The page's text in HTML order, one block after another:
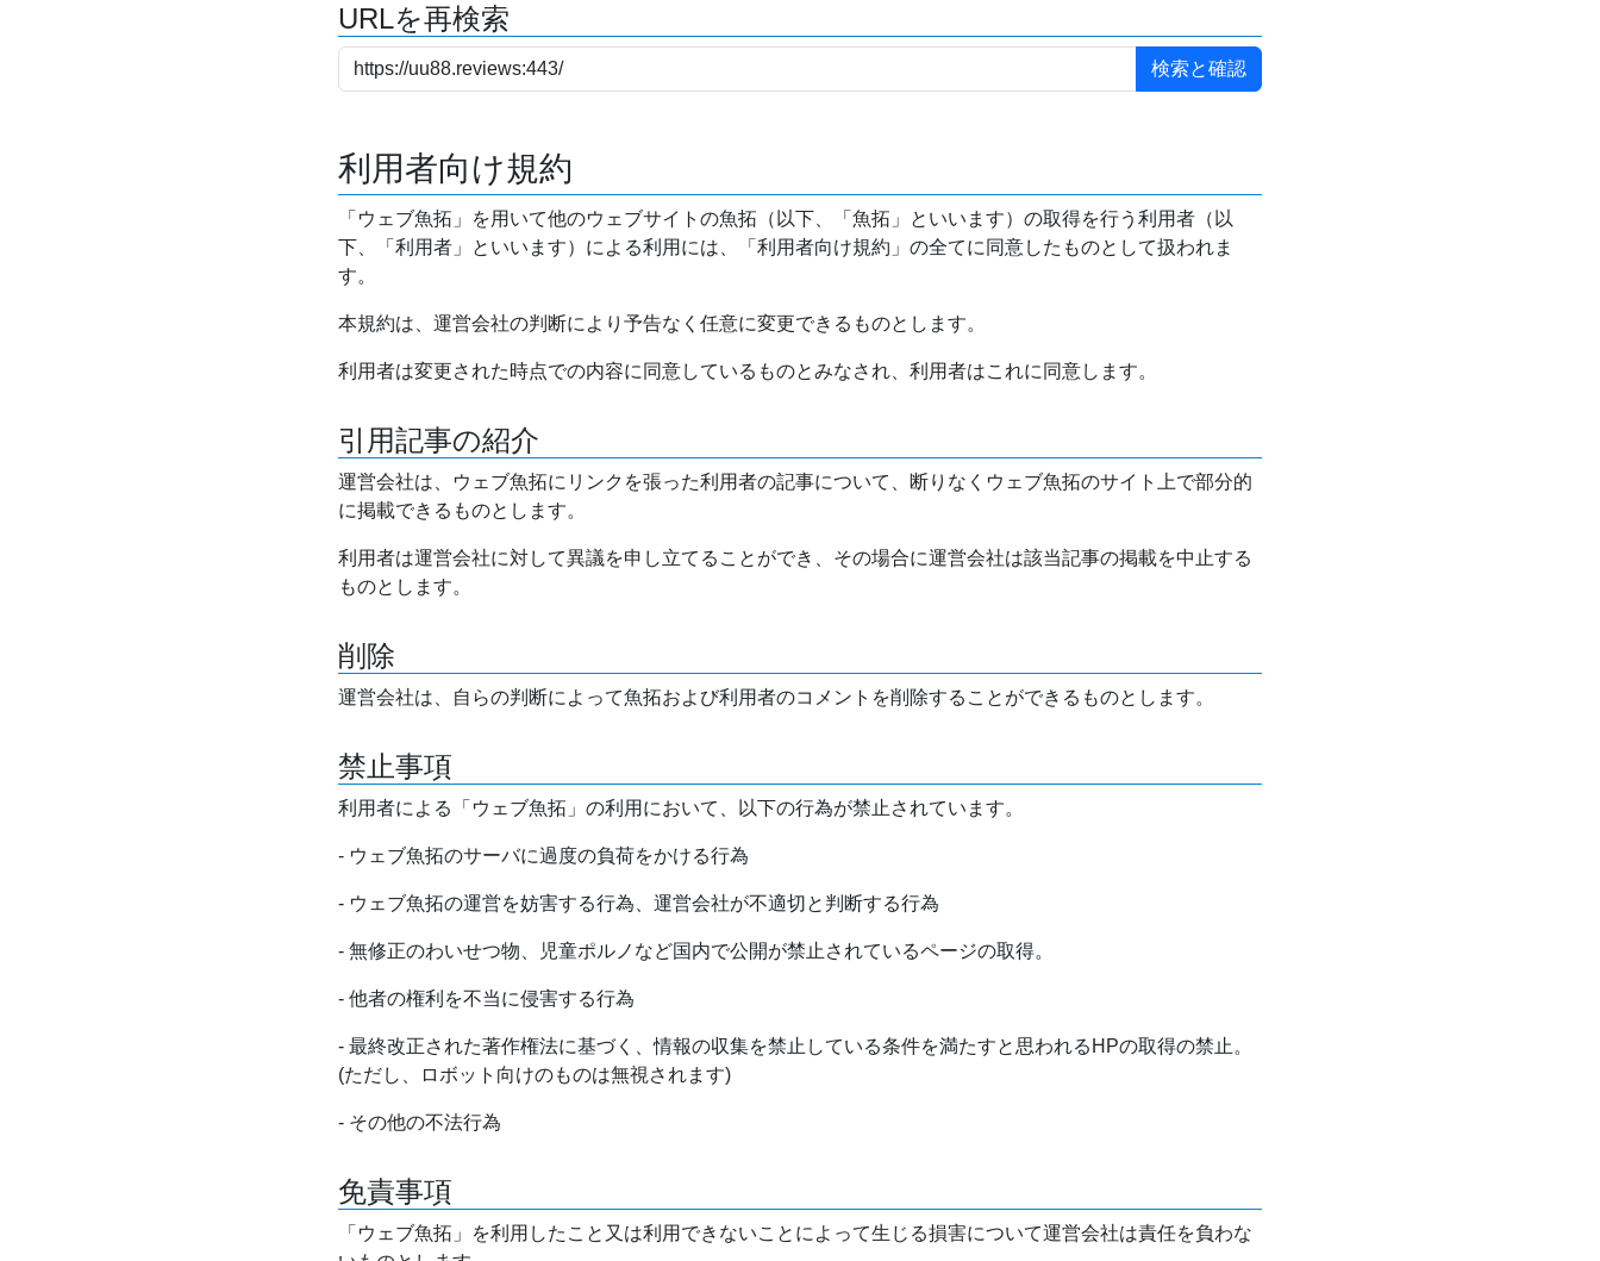
URLを再検索
利用者向け規約
「ウェブ魚拓」を用いて他のウェブサイトの魚拓（以下、「魚拓」といいます）の取得を行う利用者（以
下、「利用者」といいます）による利用には、「利用者向け規約」の全てに同意したものとして扱われま
す。
本規約は、運営会社の判断により予告なく任意に変更できるものとします。
利用者は変更された時点での内容に同意しているものとみなされ、利用者はこれに同意します。
引用記事の紹介
運営会社は、ウェブ魚拓にリンクを張った利用者の記事について、断りなくウェブ魚拓のサイト上で部分的
に掲載できるものとします。
利用者は運営会社に対して異議を申し立てることができ、その場合に運営会社は該当記事の掲載を中止する
ものとします。
削除
運営会社は、自らの判断によって魚拓および利用者のコメントを削除することができるものとします。
禁止事項
利用者による「ウェブ魚拓」の利用において、以下の行為が禁止されています。
- ウェブ魚拓のサーバに過度の負荷をかける行為
- ウェブ魚拓の運営を妨害する行為、運営会社が不適切と判断する行為
- 無修正のわいせつ物、児童ポルノなど国内で公開が禁止されているページの取得。
- 他者の権利を不当に侵害する行為
- 最終改正された著作権法に基づく、情報の収集を禁止している条件を満たすと思われるHPの取得の禁止。
(ただし、ロボット向けのものは無視されます)
- その他の不法行為
免責事項
「ウェブ魚拓」を利用したこと又は利用できないことによって生じる損害について運営会社は責任を負わな